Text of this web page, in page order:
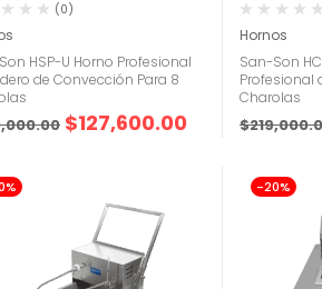
(0)
HSP-U Horno Profesional
de Convección Para 8
$127,600.00
Hornos
San-Son
Profesional
Charolas
$
-20%